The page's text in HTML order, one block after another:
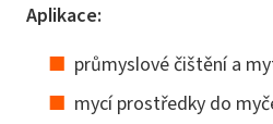
Aplikace:
průmyslové čištění a
mycí prostředky do